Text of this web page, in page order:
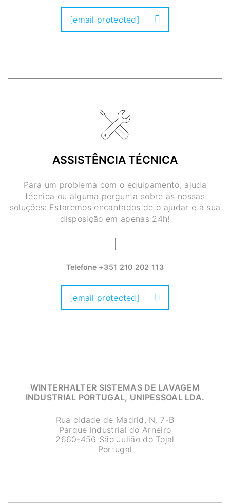
[email protected]
ASSISTÊNCIA TÉCNICA
Para um problema com o equipamento, ajuda
técnica ou alguma pergunta sobre as nossas
soluções: Estaremos encantados de o ajudar e à sua
disposição em apenas 24h!
Telefone +351 210 202 113
[email protected]
WINTERHALTER SISTEMAS DE LAVAGEM
INDUSTRIAL PORTUGAL, UNIPESSOAL LDA.
Rua cidade de Madrid, N. 7-B
Parque industrial do Arneiro
2660-456 São Julião do Tojal
Portugal